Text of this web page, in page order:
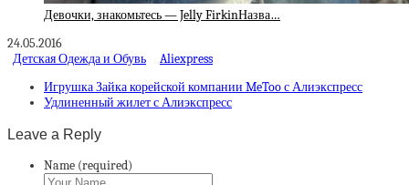
Девочки, знакомьтесь — Jelly FirkinНазва…
24.05.2016
Детская Одежда и Обувь
Aliexpress
Игрушка Зайка корейской компании MeToo с Алиэкспресс
Удлиненный жилет с Алиэкспресс
Leave a Reply
Name (required)